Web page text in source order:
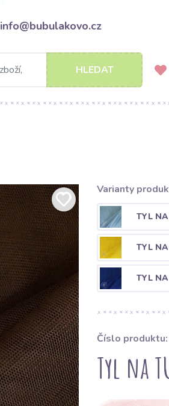
info@bubulakovo.cz
HLEDAT
Varianty
TYL
TYL
TYL
Číslo
Tyl na